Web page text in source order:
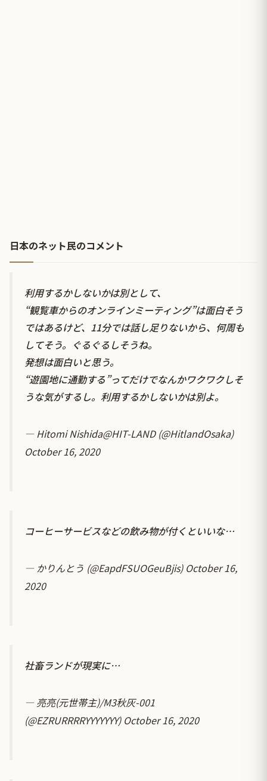
日本のネット民のコメント
利用するかしないかは別として、
“観覧車からのオンラインミーティング”は面白そう
ではあるけど、11分では話し足りないから、何周も
してそう。ぐるぐるしそうね。
発想は面白いと思う。
“遊園地に通勤する”ってだけでなんかワクワクしそ
うな気がするし。利用するかしないかは別よ。
— Hitomi Nishida@HIT-LAND (@HitlandOsaka)
October 16, 2020
コーヒーサービスなどの飲み物が付くといいな…
— かりんとう (@EapdFSUOGeuBjis) October 16,
2020
社畜ランドが現実に…
— 亮亮(元世帯主)/M3秋灰-001
(@EZRURRRRYYYYYYY) October 16, 2020